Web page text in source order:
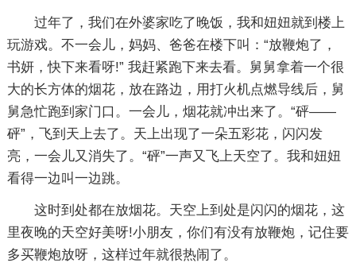
过年了，我们在外婆家吃了晚饭，我和妞妞就到楼上
玩游戏。不一会儿，妈妈、爸爸在楼下叫：“放鞭炮了，
书妍，快下来看呀!” 我赶紧跑下来去看。舅舅拿着一个很
大的长方体的烟花，放在路边，用打火机点燃导线后，舅
舅急忙跑到家门口。一会儿，烟花就冲出来了。“砰——
砰”，飞到天上去了。天上出现了一朵五彩花，闪闪发
亮，一会儿又消失了。“砰”一声又飞上天空了。我和妞妞
看得一边叫一边跳。
这时到处都在放烟花。天空上到处是闪闪的烟花，这
里夜晚的天空好美呀!小朋友，你们有没有放鞭炮，记住要
多买鞭炮放呀，这样过年就很热闹了。